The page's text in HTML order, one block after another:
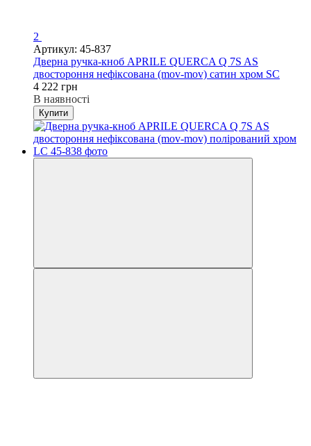
2
Артикул: 45-837
Дверна ручка-кноб APRILE QUERCA Q 7S AS
двостороння нефіксована (mov-mov) сатин хром SC
4 222 грн
В наявності
Купити